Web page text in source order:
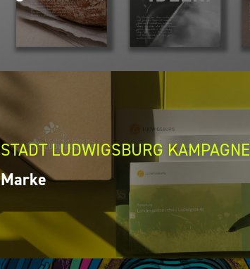
STADT LUDWIGSBURG KAMPAGNE
Marke